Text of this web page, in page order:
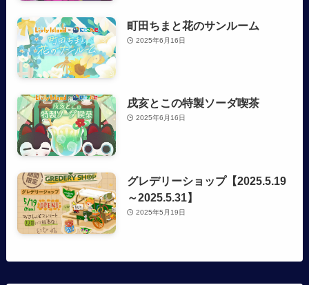
町田ちまと花のサンルーム
2025年6月16日
戌亥とこの特製ソーダ喫茶
2025年6月16日
グレデリーショップ【2025.5.19
～2025.5.31】
2025年5月19日